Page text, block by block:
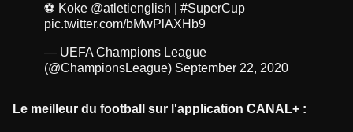
⚽️ Koke @atletienglish
#SuperCup
pic.twitter.com/bMwPlAXHb9
— UEFA Champions League
(@ChampionsLeague) September 22, 2020
Le meilleur du football sur l'application CANAL+ :